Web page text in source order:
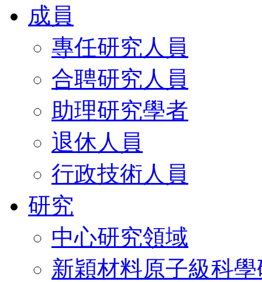
成員
專任研究人員
合聘研究人員
助理研究學者
退休人員
行政技術人員
研究
中心研究領域
新穎材料原子級科